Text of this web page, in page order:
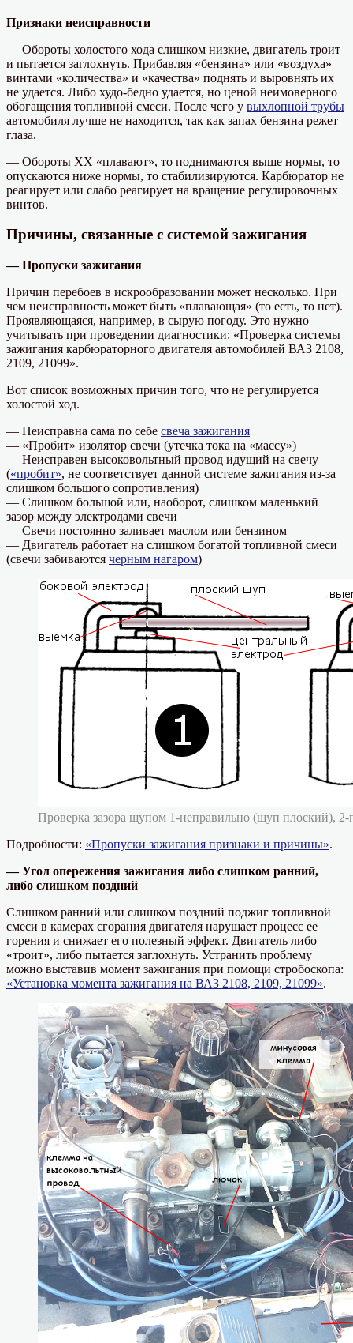
Признаки неисправности
— Обороты холостого хода слишком низкие, двигатель троит
и пытается заглохнуть. Прибавляя «бензина» или «воздуха»
винтами «количества» и «качества» поднять и выровнять их
не удается. Либо худо-бедно удается, но ценой неимоверного
обогащения топливной смеси. После чего у выхлопной трубы
автомобиля лучше не находится, так как запах бензина режет
глаза.
— Обороты ХХ «плавают», то поднимаются выше нормы, то
опускаются ниже нормы, то стабилизируются. Карбюратор не
реагирует или слабо реагирует на вращение регулировочных
винтов.
Причины, связанные с системой зажигания
— Пропуски зажигания
Причин перебоев в искрообразовании может несколько. При
чем неисправность может быть «плавающая» (то есть, то нет).
Проявляющаяся, например, в сырую погоду. Это нужно
учитывать при проведении диагностики: «Проверка системы
зажигания карбюраторного двигателя автомобилей ВАЗ 2108,
2109, 21099».
Вот список возможных причин того, что не регулируется
холостой ход.
— Неисправна сама по себе свеча зажигания
— «Пробит» изолятор свечи (утечка тока на «массу»)
— Неисправен высоковольтный провод идущий на свечу
(«пробит», не соответствует данной системе зажигания из-за
слишком большого сопротивления)
— Слишком большой или, наоборот, слишком маленький
зазор между электродами свечи
— Свечи постоянно заливает маслом или бензином
— Двигатель работает на слишком богатой топливной смеси
(свечи забиваются черным нагаром)
Проверка зазора щупом 1-неправильно (щуп плоский),
Подробности: «Пропуски зажигания признаки и причины».
— Угол опережения зажигания либо слишком ранний,
либо слишком поздний
Слишком ранний или слишком поздний поджиг топливной
смеси в камерах сгорания двигателя нарушает процесс ее
горения и снижает его полезный эффект. Двигатель либо
«троит», либо пытается заглохнуть. Устранить проблему
можно выставив момент зажигания при помощи стробоскопа:
«Установка момента зажигания на ВАЗ 2108, 2109, 21099».